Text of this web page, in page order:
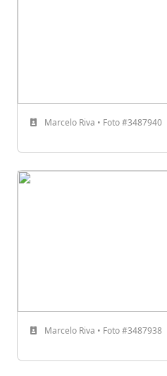
Marcelo Riva • Foto #3487940
Marcelo Riva • Foto #3487938